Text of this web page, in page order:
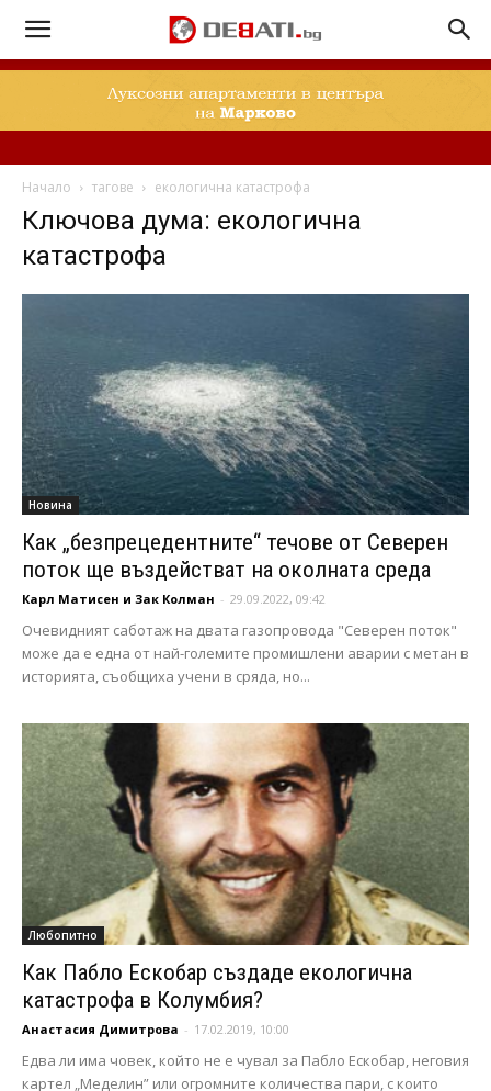
Начало тагове екологична катастрофа
Ключова дума: екологична
катастрофа
Новина
Как „безпрецедентните“ течове от Северен
поток ще въздействат на околната среда
Карл Матисен и Зак Колман - 29.09.2022, 09:42
Очевидният саботаж на двата газопровода "Северен поток"
може да е една от най-големите промишлени аварии с метан в
историята, съобщиха учени в сряда, но...
Любопитно
Как Пабло Ескобар създаде екологична
катастрофа в Колумбия?
Анастасия Димитрова - 17.02.2019, 10:00
Едва ли има човек, който не е чувал за Пабло Ескобар, неговия
картел „Меделин” или огромните количества пари, с които